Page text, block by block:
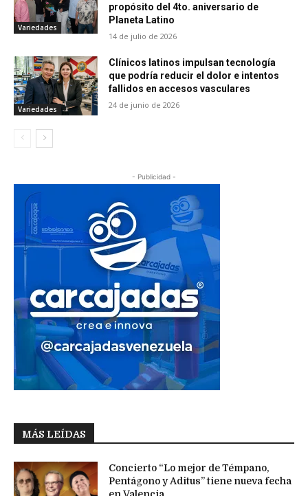
Variedades
propósito del 4to. aniversario de
Planeta Latino
14 de julio de 2026
Variedades
Clínicos latinos impulsan tecnología
que podría reducir el dolor e intentos
fallidos en accesos vasculares
24 de junio de 2026
- Publicidad -
MÁS LEÍDAS
Concierto “Lo mejor de Témpano,
Pentágono y Aditus” tiene nueva fecha
en Valencia